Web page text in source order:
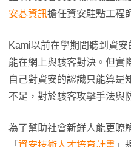
安碁資訊擔任資安駐點工程
Kami以前在學期間聽到資
能在網上與駭客對決。但實
自己對資安的認識只能算是
不足，對於駭客攻擊手法與
為了幫助社會新鮮人能更瞭
「 資安技術人才培育計畫 」